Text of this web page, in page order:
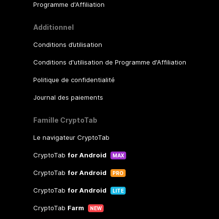
Programme d'Affiliation
Additionnel
Conditions d’utilisation
Conditions d'utilisation de Programme d'Affiliation
Politique de confidentialité
Journal des paiements
Famille CryptoTab
Le navigateur CryptoTab
CryptoTab for Android MAX
CryptoTab for Android PRO
CryptoTab for Android LITE
CryptoTab Farm NEW